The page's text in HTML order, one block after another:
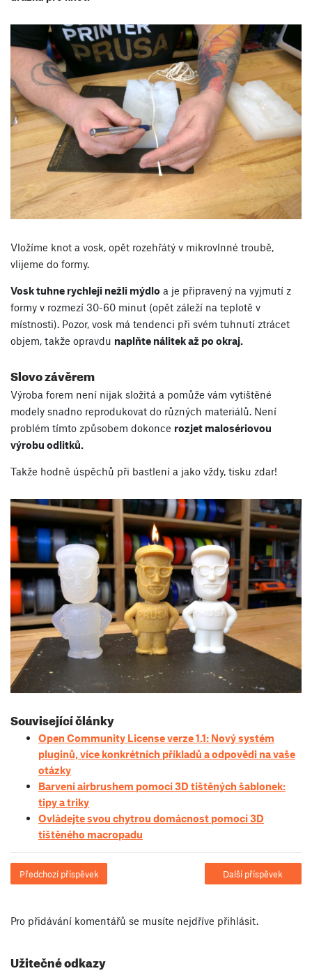
Vložíme knot a vosk, opět rozehřátý v mikrovlnné troubě,
vlijeme do formy.
Vosk tuhne rychleji nežli mýdlo a je připravený na vyjmutí z
formy v rozmezí 30-60 minut (opět záleží na teplotě v
místnosti). Pozor, vosk má tendenci při svém tuhnutí ztrácet
objem, takže opravdu naplňte nálitek až po okraj.
Slovo závěrem
Výroba forem není nijak složitá a pomůže vám vytištěné
modely snadno reprodukovat do různých materiálů. Není
problém tímto způsobem dokonce rozjet malosériovou
výrobu odlitků.
Takže hodně úspěchů při bastlení a jako vždy, tisku zdar!
Související články
Open Community License verze 1.1: Nový systém
pluginů, více konkrétních příkladů a odpovědi na vaše
otázky
Barvení airbrushem pomocí 3D tištěných šablonek:
tipy a triky
Ovládejte svou chytrou domácnost pomocí 3D
tištěného macropadu
Předchozí příspěvek Další příspěvek
Pro přidávání komentářů se musíte nejdříve přihlásit.
Užitečné odkazy